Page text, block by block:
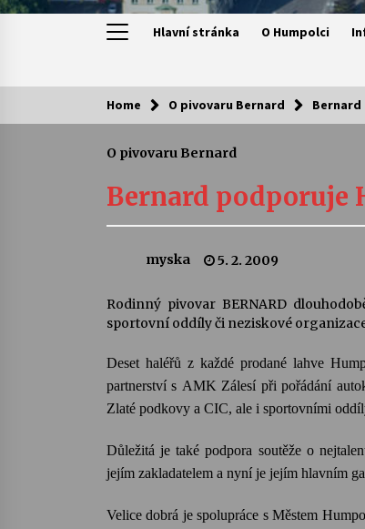
Hlavní stránka O Humpolci
Kam za kulturou?
Camerata a Sukuba
4. 8. 2026
Pozvánka na integrační
Quijotova šedesátka: 28.
28. 7. 2026
Miller
22. 7. 2026
13. 7. 2026
Home O pivovaru Bernard
O pivovaru Bernard
Bernard podporuje
myska 5. 2. 2009
Rodinný pivovar BERNARD
sportovní oddíly či neziskové
Deset haléřů z každé prodané lahve
partnerství s AMK Zálesí při pořádání
Zlaté podkovy a CIC, ale i sportovními
Důležitá je také podpora soutěže o
jejím zakladatelem a nyní je jejím hlavním
Velice dobrá je spolupráce s Městem